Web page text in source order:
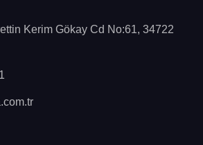
Kerim Gökay Cd No:61, 34722